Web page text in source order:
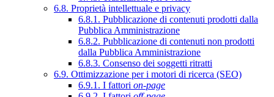
6.8. Proprietà intellettuale e privacy
6.8.1. Pubblicazione di contenuti prodotti dalla
Pubblica Amministrazione
6.8.2. Pubblicazione di contenuti non prodotti
dalla Pubblica Amministrazione
6.8.3. Consenso dei soggetti ritratti
6.9. Ottimizzazione per i motori di ricerca (SEO)
6.9.1. I fattori on-page